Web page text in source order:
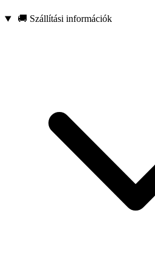
🚚 Szállítási információk